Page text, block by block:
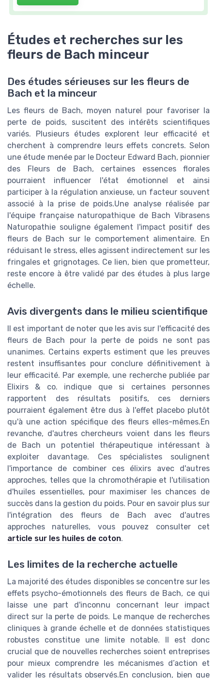
Études et recherches sur les
fleurs de Bach minceur
Des études sérieuses sur les fleurs de
Bach et la minceur
Les fleurs de Bach, moyen naturel pour favoriser la
perte de poids, suscitent des intérêts scientifiques
variés. Plusieurs études explorent leur efficacité et
cherchent à comprendre leurs effets concrets. Selon
une étude menée par le Docteur Edward Bach, pionnier
des Fleurs de Bach, certaines essences florales
pourraient influencer l'état émotionnel et ainsi
participer à la régulation anxieuse, un facteur souvent
associé à la prise de poids.Une analyse réalisée par
l'équipe française naturopathique de Bach Vibrasens
Naturopathie souligne également l'impact positif des
fleurs de Bach sur le comportement alimentaire. En
réduisant le stress, elles agissent indirectement sur les
fringales et grignotages. Ce lien, bien que prometteur,
reste encore à être validé par des études à plus large
échelle.
Avis divergents dans le milieu scientifique
Il est important de noter que les avis sur l'efficacité des
fleurs de Bach pour la perte de poids ne sont pas
unanimes. Certains experts estiment que les preuves
restent insuffisantes pour conclure définitivement à
leur efficacité. Par exemple, une recherche publiée par
Elixirs & co. indique que si certaines personnes
rapportent des résultats positifs, ces derniers
pourraient également être dus à l'effet placebo plutôt
qu'à une action spécifique des fleurs elles-mêmes.En
revanche, d'autres chercheurs voient dans les fleurs
de Bach un potentiel thérapeutique intéressant à
exploiter davantage. Ces spécialistes soulignent
l'importance de combiner ces élixirs avec d'autres
approches, telles que la chromothérapie et l'utilisation
d'huiles essentielles, pour maximiser les chances de
succès dans la gestion du poids. Pour en savoir plus sur
l'intégration des fleurs de Bach avec d'autres
approches naturelles, vous pouvez consulter cet
article sur les huiles de coton.
Les limites de la recherche actuelle
La majorité des études disponibles se concentre sur les
effets psycho-émotionnels des fleurs de Bach, ce qui
laisse une part d'inconnu concernant leur impact
direct sur la perte de poids. Le manque de recherches
cliniques à grande échelle et de données statistiques
robustes constitue une limite notable. Il est donc
crucial que de nouvelles recherches soient entreprises
pour mieux comprendre les mécanismes d’action et
valider les résultats observés.En conclusion, bien que